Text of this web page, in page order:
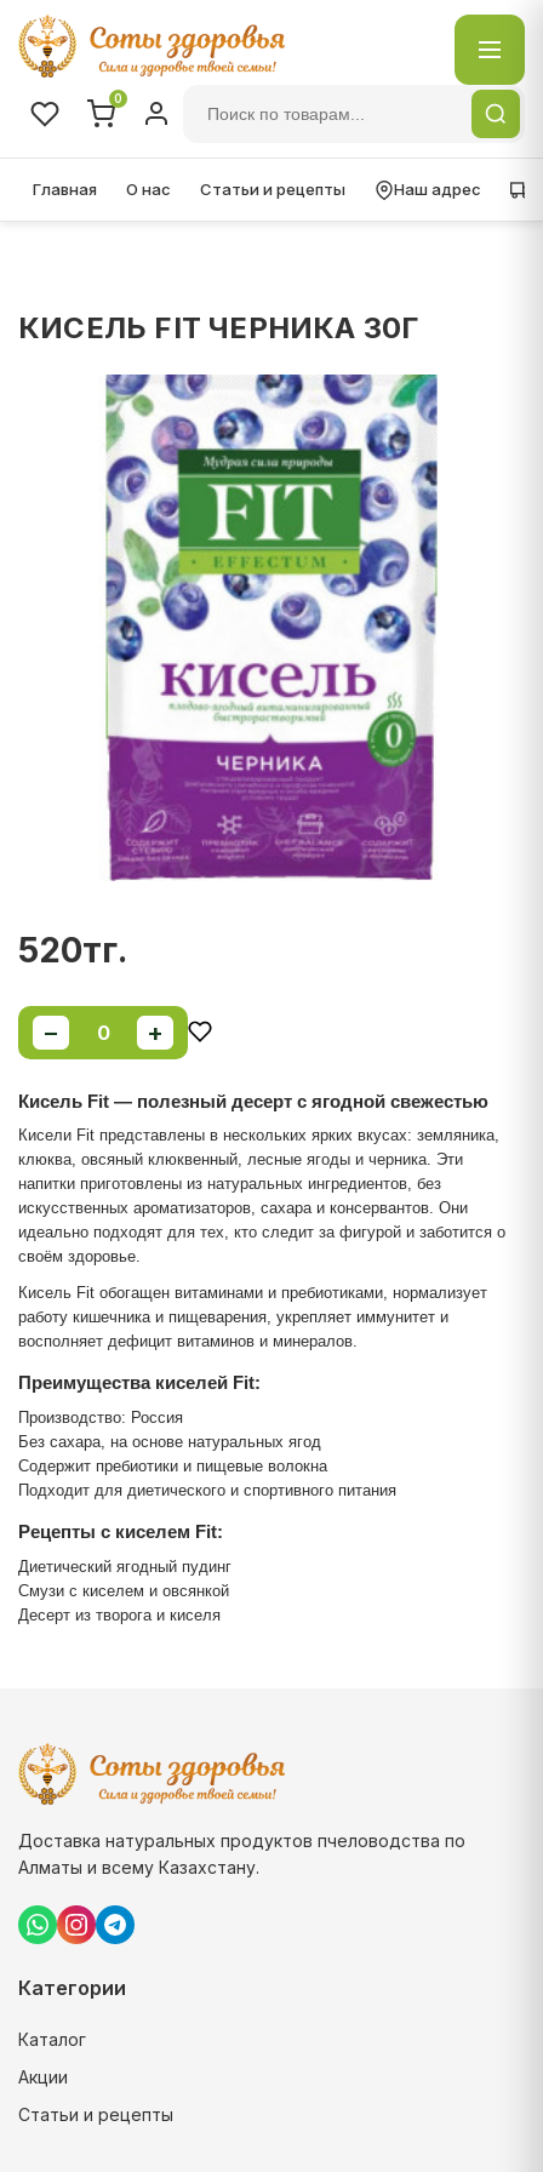
0
Главная О нас Статьи и рецепты Наш адрес
КИСЕЛЬ FIT ЧЕРНИКА 30Г
520тг.
− 0 +
Кисель Fit — полезный десерт с ягодной свежестью
Кисели Fit представлены в нескольких ярких вкусах: земляника,
клюква, овсяный клюквенный, лесные ягоды и черника. Эти
напитки приготовлены из натуральных ингредиентов, без
искусственных ароматизаторов, сахара и консервантов. Они
идеально подходят для тех, кто следит за фигурой и заботится о
своём здоровье.
Кисель Fit обогащен витаминами и пребиотиками, нормализует
работу кишечника и пищеварения, укрепляет иммунитет и
восполняет дефицит витаминов и минералов.
Преимущества киселей Fit:
Производство: Россия
Без сахара, на основе натуральных ягод
Содержит пребиотики и пищевые волокна
Подходит для диетического и спортивного питания
Рецепты с киселем Fit:
Диетический ягодный пудинг
Смузи с киселем и овсянкой
Десерт из творога и киселя
Доставка натуральных продуктов пчеловодства по
Алматы и всему Казахстану.
Категории
Каталог
Акции
Статьи и рецепты